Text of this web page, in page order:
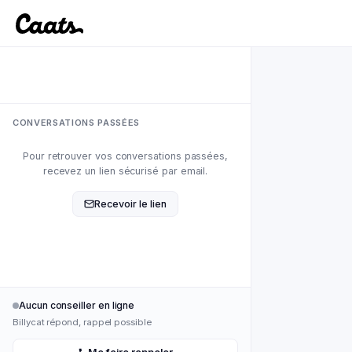
CONVERSATIONS PASSÉES
Pour retrouver vos conversations passées,
recevez un lien sécurisé par email.
Recevoir le lien
Aucun conseiller en ligne
Billycat répond, rappel possible